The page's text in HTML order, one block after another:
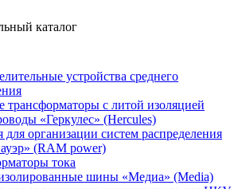
каталог
устройства среднего
трансформаторы с литой изоляцией
«Геркулес» (Hercules)
организации систем распределения
(RAM power)
тока
шины «Медиа» (Media)